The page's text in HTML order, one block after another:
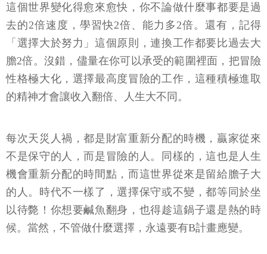
這個世界變化得愈來愈快，你不論做什麼事都要是過
去的2倍速度，學習快2倍、能力多2倍。還有，記得
「選擇大於努力」這個原則，連換工作都要比過去大
膽2倍。沒錯，儘量在你可以承受的範圍裡面，把冒險
性格極大化，選擇最高度冒險的工作，這種積極進取
的精神才會讓收入翻倍、人生大不同。
每次天災人禍，都是財富重新分配的時機，贏家從來
不是保守的人，而是冒險的人。同樣的，這也是人生
機會重新分配的時間點，而這世界從來是留給膽子大
的人。時代不一樣了，選擇保守或不變，都等同於坐
以待斃！你想要鹹魚翻身，也得趁這鍋子還是熱的時
候。當然，不管做什麼選擇，永遠要有B計畫應變。